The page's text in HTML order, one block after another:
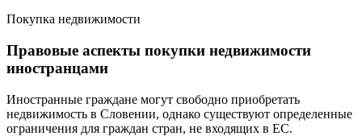
Покупка недвижимости
Правовые аспекты покупки недвижимости
иностранцами
Иностранные граждане могут свободно приобретать
недвижимость в Словении, однако существуют определенные
ограничения для граждан стран, не входящих в ЕС.